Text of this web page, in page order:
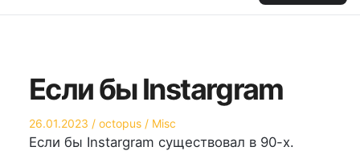
Если бы Instargram
Опубликовано
на
26.01.2023 Автор
octopus
Опубликовано
в
Misc
Если бы Instargram существовал в 90-х.